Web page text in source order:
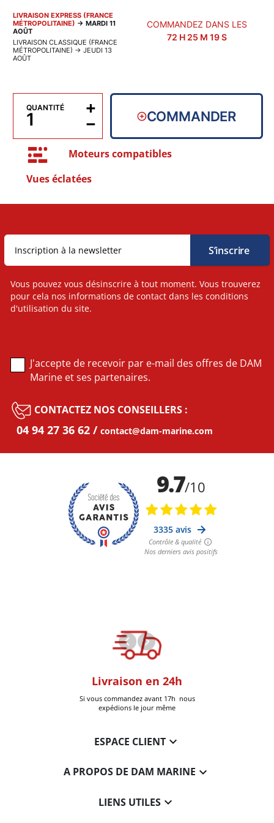
LIVRAISON EXPRESS (FRANCE
MÉTROPOLITAINE) → MARDI 11
AOÛT
LIVRAISON CLASSIQUE (FRANCE
MÉTROPOLITAINE) → JEUDI 13
AOÛT
COMMANDEZ DANS LES
72 H 25 M18S
QUANTITÉ
−
+ COMMANDER
Moteurs compatibles
Vues éclatées
Livraison en 24h
Si vous commandez avant 17h nous
expédions le jour même
Vous pouvez vous désinscrire à tout moment. Vous trouverez
pour cela nos informations de contact dans les conditions
d'utilisation du site.
J'accepte de recevoir par e-mail des offres de DAM
Marine et ses partenaires.
CONTACTEZ NOS CONSEILLERS :
04 94 27 36 62 contact@dam-marine.com
ESPACE CLIENT
A PROPOS DE DAM MARINE 
LIENS UTILES 